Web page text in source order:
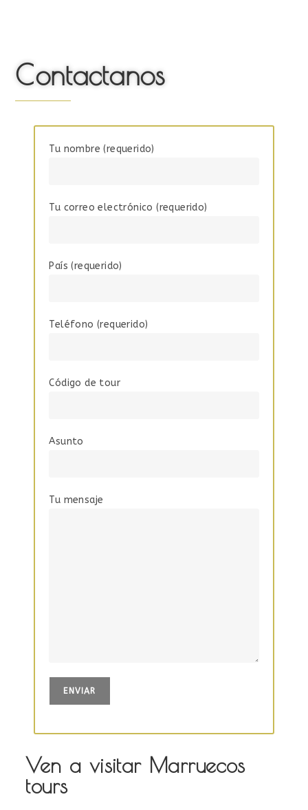
Contactanos
Tu nombre (requerido)
Tu correo electrónico (requerido)
País (requerido)
Teléfono (requerido)
Código de tour
Asunto
Tu mensaje
Ven a visitar Marruecos
tours